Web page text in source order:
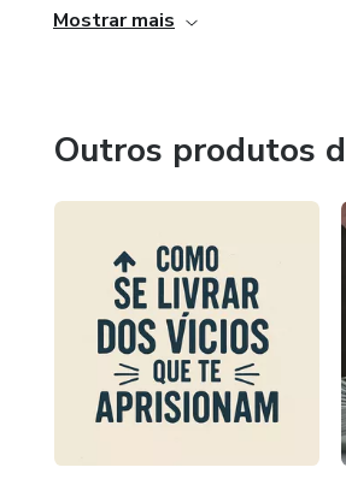
vida nova é possível. Minha
Mostrar mais
Outros produtos